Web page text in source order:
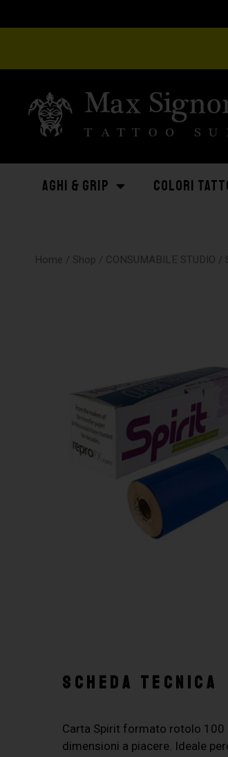
AGHI & GRIP COLORI
Home / Shop / CONSUMABILE STUDIO /
SCHEDA TECNICA
Carta Spirit formato rotolo
dimensioni a piacere. Ideale